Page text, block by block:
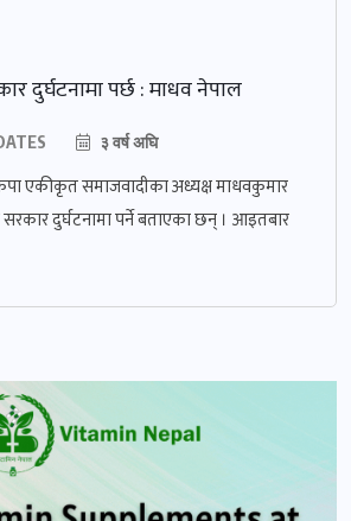
दुर्घटनामा पर्छ : माधव नेपाल
३ वर्ष अघि
एकीकृत समाजवादीका अध्यक्ष माधवकुमार
दुर्घटनामा पर्ने बताएका छन् । आइतबार